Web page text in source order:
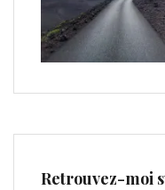
Retrouvez-moi